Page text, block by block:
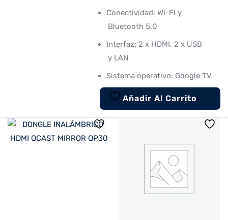
Conectividad: Wi-Fi y
Bluetooth 5.0
Interfaz: 2 x HDMI, 2 x USB
y LAN
Sistema operativo: Google TV
Añadir Al Carrito